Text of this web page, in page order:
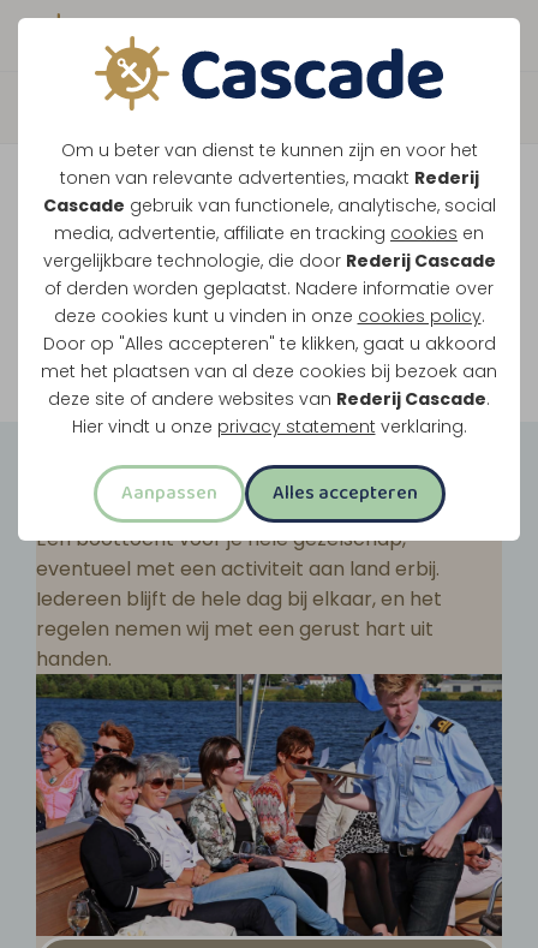
Om u beter van dienst te kunnen zijn en voor het
tonen van relevante advertenties, maakt Rederij
Cascade gebruik van functionele, analytische, social
media, advertentie, affiliate en tracking cookies en
vergelijkbare technologie, die door Rederij Cascade
of derden worden geplaatst. Nadere informatie over
deze cookies kunt u vinden in onze cookies policy.
Door op "Alles accepteren" te klikken, gaat u akkoord
met het plaatsen van al deze cookies bij bezoek aan
deze site of andere websites van Rederij Cascade.
Hier vindt u onze privacy statement verklaring.
Aanpassen Alles accepteren
Boek direct je vaart
Vaar je mee over de
Maasplassen?
Ondanks de lage waterstanden gaan
onze vaarten gewoon door.
Bekijk onze rondvaarten
Groepsuitjes
Een boottocht voor je hele gezelschap,
eventueel met een activiteit aan land erbij.
Iedereen blijft de hele dag bij elkaar, en het
regelen nemen wij met een gerust hart uit
handen.